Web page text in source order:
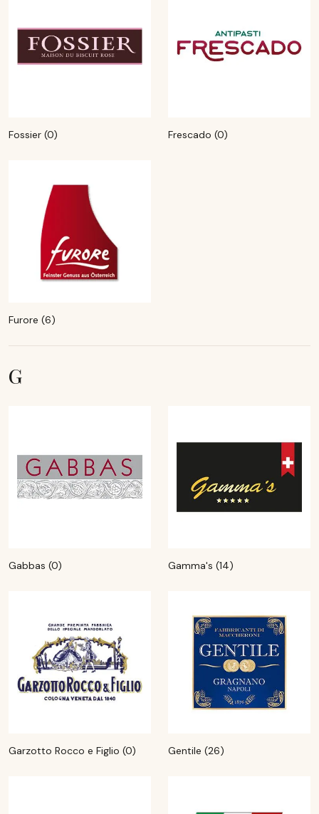
Fossier (0) Frescado (0)
Furore (6)
G
Gabbas (0) Gamma's (14)
Garzotto Rocco e Figlio (0) Gentile (26)